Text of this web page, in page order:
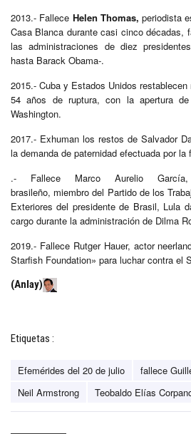
2013.- Fallece Helen Thomas, periodista
Casa Blanca durante casi cinco décadas,
las administraciones de diez
hasta Barack Obama-.
2015.- Cuba y Estados Unidos
54 años de ruptura, con la apertura
Washington.
2017.- Exhuman los restos de Salvador
la demanda de paternidad efectuada por la
.- Fallece Marco Aurelio
brasileño, miembro del Partido de los
Exteriores del presidente de Brasil, Lula
cargo durante la administración de Dilma
2019.- Fallece Rutger Hauer, actor
Starfish Foundation» para luchar contra el
(Anlay)
Etiquetas :
Efemérides del 20 de julio
fallece
Neil Armstrong
Teobaldo Elías